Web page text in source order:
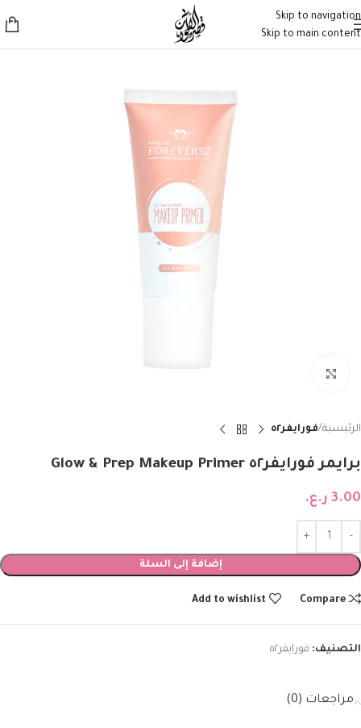
Skip to navigation
Skip to main content
الرئيسية فورايفر٥٢
برايمر فورايفر٥٢ Glow & Prep Makeup Primer
3.00 ر.ع.
إضافة إلى السلة
Compare
Add to wishlist
التصنيف: فورايفر٥٢
مراجعات (0)